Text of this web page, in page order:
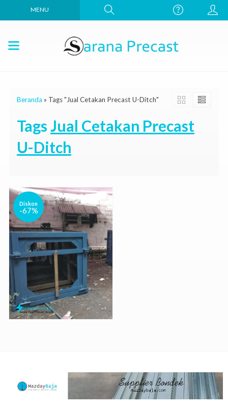
MENU
Beranda » Tags "Jual Cetakan Precast U-Ditch"
TagsJual Cetakan Precast
U-Ditch
Diskon
-67%